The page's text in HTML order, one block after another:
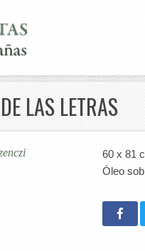
LAS LETRAS
60 x 81
Óleo